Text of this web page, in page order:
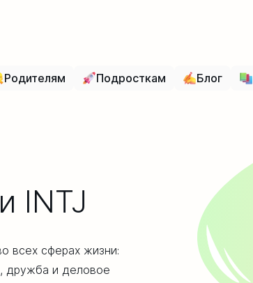
Родителям Подросткам Блог
INTJ
всех сферах жизни:
дружба и деловое